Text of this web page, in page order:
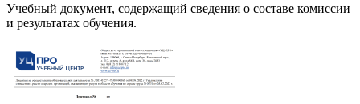
Учебный документ, содержащий сведения о составе комиссии
и результатах обучения.